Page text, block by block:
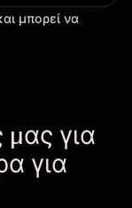
μπορεί να
μας για
για